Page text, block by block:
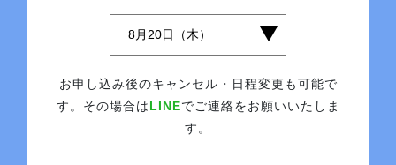
お申し込み後のキャンセル・日程変更も可能で
す。その場合はLINEでご連絡をお願いいたしま
す。